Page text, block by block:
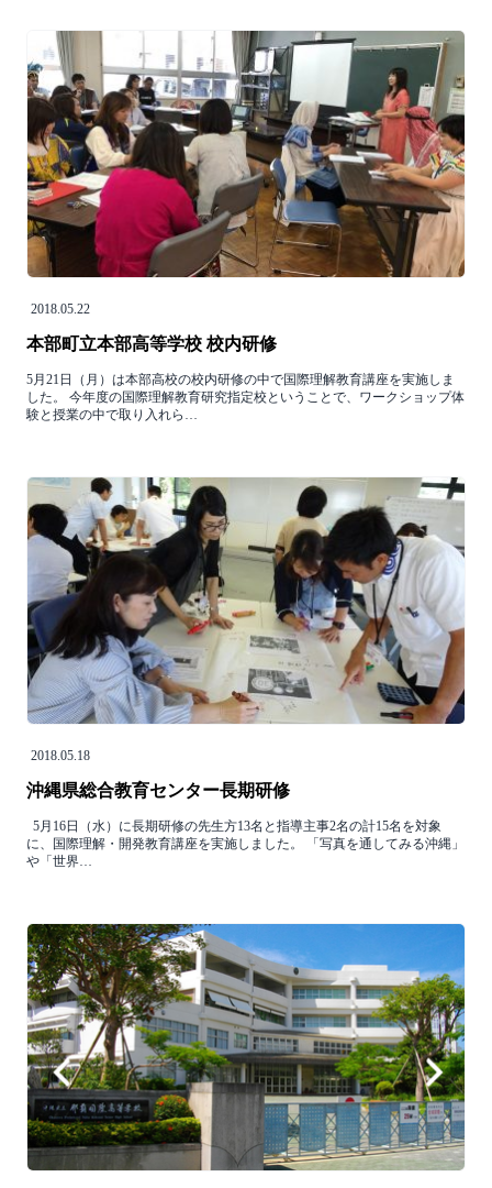
2018.05.22
本部町立本部高等学校 校内研修
5月21日（月）は本部高校の校内研修の中で国際理解教育講座を実施しま
した。 今年度の国際理解教育研究指定校ということで、ワークショップ体
験と授業の中で取り入れら…
2018.05.18
沖縄県総合教育センター長期研修
5月16日（水）に長期研修の先生方13名と指導主事2名の計15名を対象
に、国際理解・開発教育講座を実施しました。 「写真を通してみる沖縄」
や「世界…